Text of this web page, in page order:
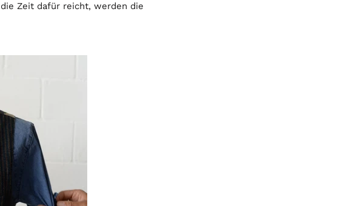
Zeit dafür reicht, werden die